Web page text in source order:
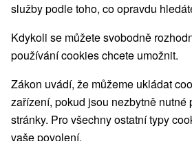
služby podle toho, co opravdu
Kdykoli se můžete svobodně
používání cookies chcete umožnit.
Zákon uvádí, že můžeme ukládat
zařízení, pokud jsou nezbytně nutné
stránky. Pro všechny ostatní typy
vaše povolení.